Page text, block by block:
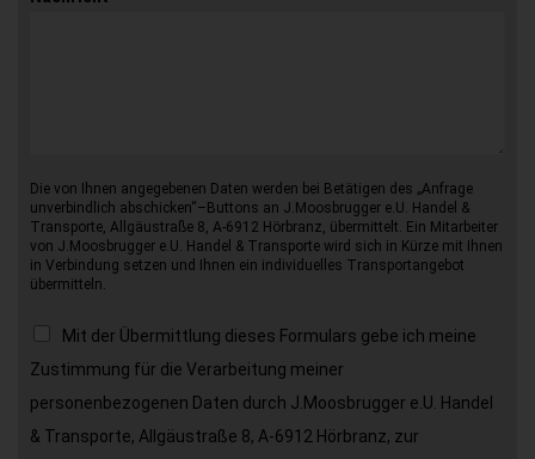
Die von Ihnen angegebenen Daten werden bei Betätigen des „Anfrage
unverbindlich abschicken“–Buttons an J.Moosbrugger e.U. Handel &
Transporte, Allgäustraße 8, A-6912 Hörbranz, übermittelt. Ein Mitarbeiter
von J.Moosbrugger e.U. Handel & Transporte wird sich in Kürze mit Ihnen
in Verbindung setzen und Ihnen ein individuelles Transportangebot
übermitteln.
Mit der Übermittlung dieses Formulars gebe ich meine
Zustimmung für die Verarbeitung meiner
personenbezogenen Daten durch J.Moosbrugger e.U. Handel
& Transporte, Allgäustraße 8, A-6912 Hörbranz, zur